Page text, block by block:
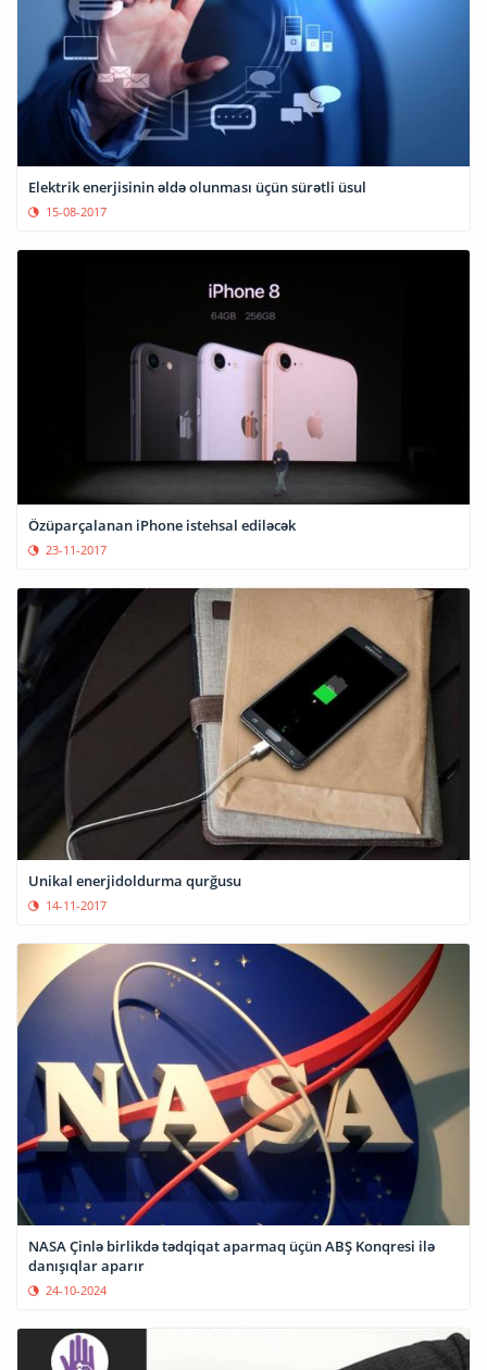
Elektrik enerjisinin əldə olunması üçün sürətli üsul
15-08-2017
Özüparçalanan iPhone istehsal ediləcək
23-11-2017
Unikal enerjidoldurma qurğusu
14-11-2017
NASA Çinlə birlikdə tədqiqat aparmaq üçün ABŞ Konqresi ilə
danışıqlar aparır
24-10-2024